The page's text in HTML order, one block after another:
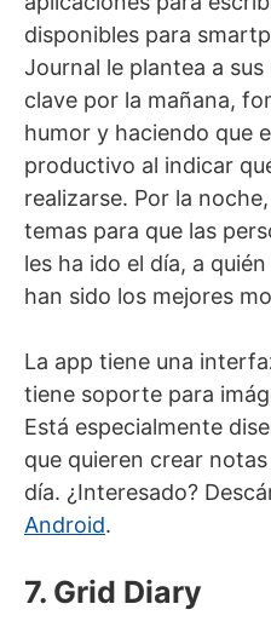
disponibles para
Journal le plantea a
clave por la mañana,
humor y haciendo que
productivo al indicar
realizarse. Por la
temas para que las
les ha ido el día, a
han sido los mejores
La app tiene una
tiene soporte para
Está especialmente
que quieren crear
día. ¿Interesado?
Android.
7. Grid Diary